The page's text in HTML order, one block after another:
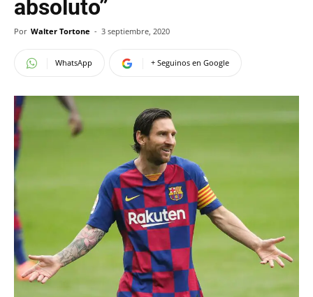
absoluto”
Por Walter Tortone - 3 septiembre, 2020
WhatsApp + Seguinos en Google